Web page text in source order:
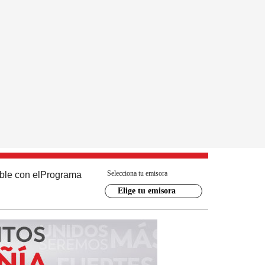
con el Programa Selecciona tu emisora
Elige tu emisora